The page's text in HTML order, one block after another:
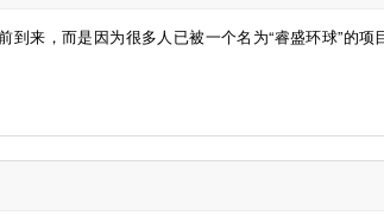
来，而是因为很多人已被一个名为“睿盛环球”的项